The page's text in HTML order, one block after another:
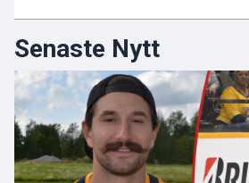
Senaste Nytt